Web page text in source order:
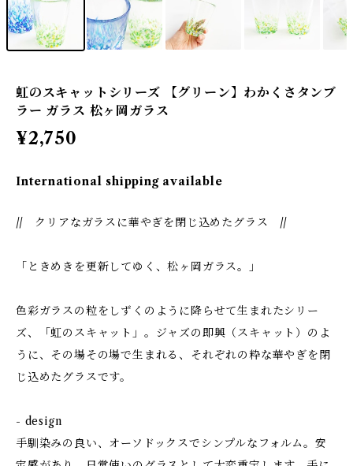
虹のスキャットシリーズ 【グリーン】わかくさタンブ
ラー ガラス 松ヶ岡ガラス
¥2,750
International shipping available
// クリアなガラスに華やぎを閉じ込めたグラス //
「ときめきを更新してゆく、松ヶ岡ガラス。」
色彩ガラスの粒をしずくのように降らせて生まれたシリー
ズ、「虹のスキャット」。ジャズの即興（スキャット）のよ
うに、その場その場で生まれる、それぞれの粋な華やぎを閉
じ込めたグラスです。
- design
手馴染みの良い、オーソドックスでシンプルなフォルム。安